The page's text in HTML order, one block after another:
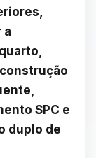
a
SPC e
duplo de